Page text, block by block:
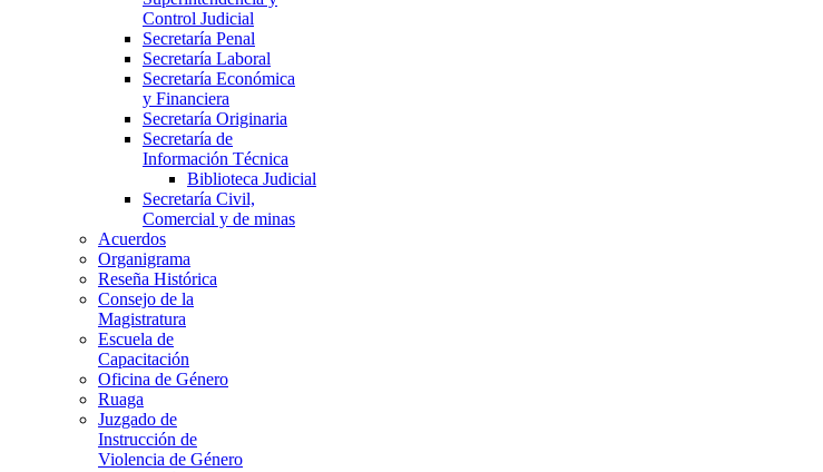
Control Judicial
Secretaría Penal
Secretaría Laboral
Secretaría Económica
y Financiera
Secretaría Originaria
Secretaría de
Información Técnica
Biblioteca Judicial
Secretaría Civil,
Comercial y de minas
Acuerdos
Organigrama
Reseña Histórica
Consejo de la
Magistratura
Escuela de
Capacitación
Oficina de Género
Ruaga
Juzgado de
Instrucción de
Violencia de Género